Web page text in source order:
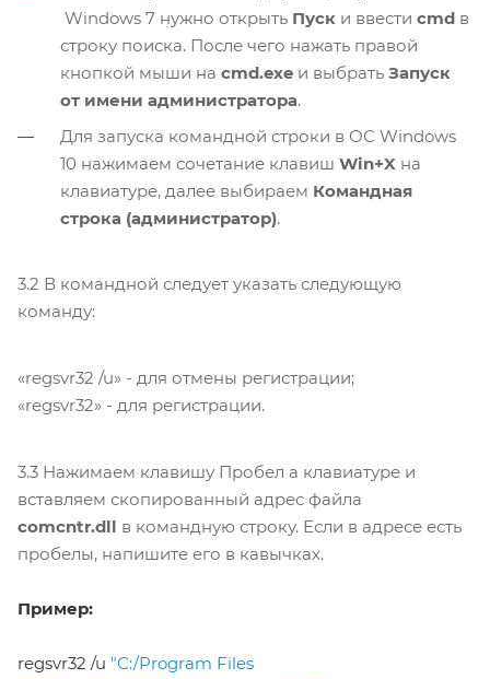
Windows 7 нужно открыть Пуск и ввести cmd в
строку поиска. После чего нажать правой
кнопкой мыши на cmd.exe и выбрать Запуск
от имени администратора.
Для запуска командной строки в ОС Windows
10 нажимаем сочетание клавиш Win+X на
клавиатуре, далее выбираем Командная
строка (администратор).
3.2 В командной следует указать следующую
команду:
«regsvr32 /u» - для отмены регистрации;
«regsvr32» - для регистрации.
3.3 Нажимаем клавишу Пробел а клавиатуре и
вставляем скопированный адрес файла
comcntr.dll в командную строку. Если в адресе есть
пробелы, напишите его в кавычках.
Пример:
regsvr32 /u "C:/Program Files